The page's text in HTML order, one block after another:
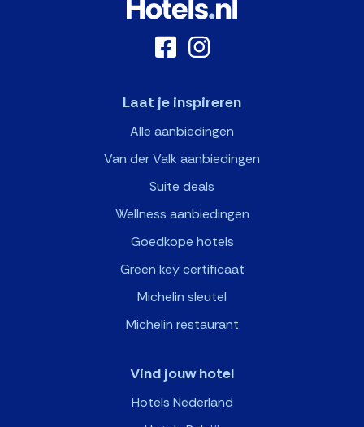
Laat je inspireren
Alle aanbiedingen
Van der Valk aanbiedingen
Suite deals
Wellness aanbiedingen
Goedkope hotels
Green key certificaat
Michelin sleutel
Michelin restaurant
Vind jouw hotel
Hotels Nederland